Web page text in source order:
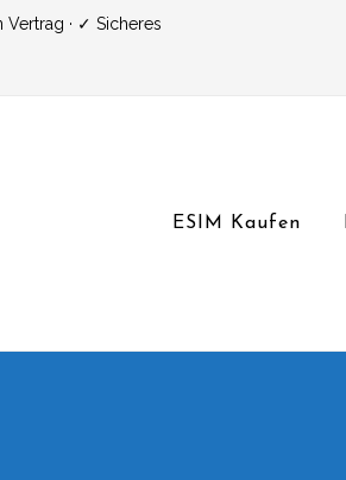
· ✓ Sicheres
ESIM Kaufen